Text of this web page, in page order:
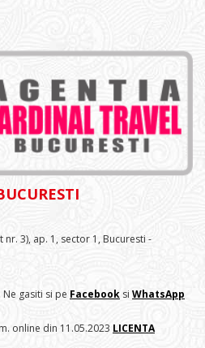
3), ap. 1, sector 1, Bucuresti -
. Ne gasiti si pe Facebook si WhatsApp
online din 11.05.2023 LICENTA